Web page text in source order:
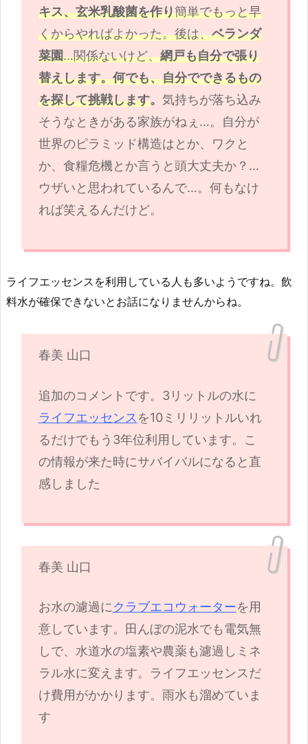
キス、玄米乳酸菌を作り簡単でもっと早
くからやればよかった。後は、ベランダ
菜園…関係ないけど、網戸も自分で張り
替えします。何でも、自分でできるもの
を探して挑戦します。 気持ちが落ち込み
そうなときがある家族がねぇ…。自分が
世界のピラミッド構造はとか、ワクと
か、食糧危機とか言うと頭大丈夫か？…
ウザいと思われているんで…。何もなけ
れば笑えるんだけど。
ライフエッセンスを利用している人も多いようですね。飲
料水が確保できないとお話になりませんからね。
春美 山口
追加のコメントです。3リットルの水に
ライフエッセンス を10ミリリットルいれ
るだけでもう3年位利用しています。こ
の情報が来た時にサバイバルになると直
感しました
春美 山口
お水の濾過にクラブエコウォーターを用
意しています。田んぼの泥水でも電気無
しで、水道水の塩素や農薬も濾過しミネ
ラル水に変えます。ライフエッセンスだ
け費用がかかります。雨水も溜めていま
す